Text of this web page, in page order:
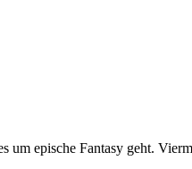
epische Fantasy geht.